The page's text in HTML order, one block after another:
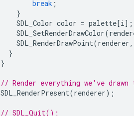
break ;
}
SDL_Color color = palette[i];
SDL_SetRenderDrawColor(
SDL_RenderDrawPoint(renderer,
}
}
// Render everything we've drawn
SDL_RenderPresent(renderer);
// SDL_Quit();